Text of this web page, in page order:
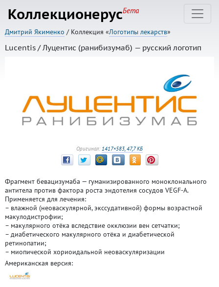
КоллекционерусБета
Дмитрий Якименко / Коллекция «Логотипы лекарств»
Lucentis / Луцентис (ранибизумаб) — русский логотип
Оригинал: 1417×583, 47,7 КБ
Фрагмент бевацизумаба — гуманизированного моноклонального
антитела против фактора роста эндотелия сосудов VEGF-A.
Применяется для лечения:
– влажной (неоваскулярной, экссудативной) формы возрастной
макулодистрофии;
– макулярного отёка вследствие окклюзии вен сетчатки;
– диабетического макулярного отёка и диабетической
ретинопатии;
– миопической хориоидальной неоваскуляризации
Американская версия: